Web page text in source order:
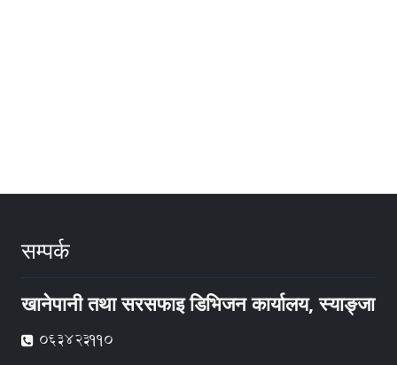
सम्पर्क
खानेपानी तथा सरसफाइ डिभिजन कार्यालय, स्याङ्जा
063423110